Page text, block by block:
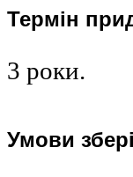
Термін
3 роки.
Умови